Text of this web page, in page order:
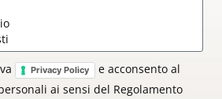
Privacy Policy
e acconsento al
ai sensi del Regolamento